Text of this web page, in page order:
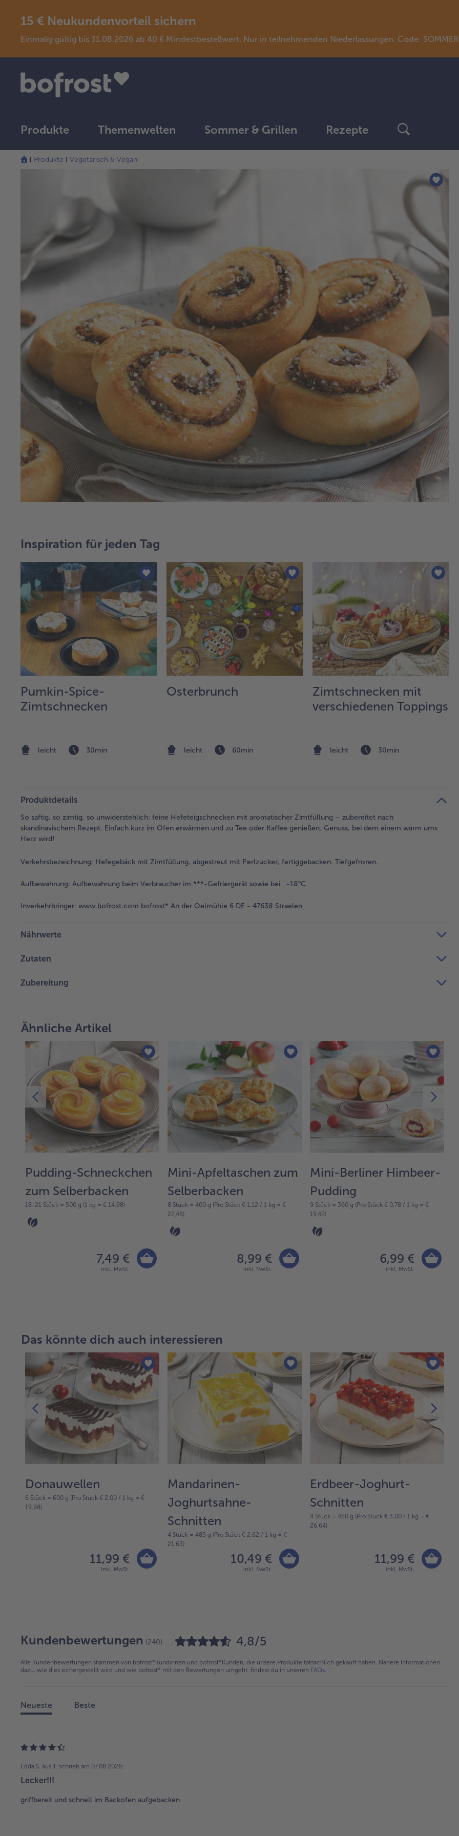
15 € Neukundenvorteil sichern
Einmalig gültig bis 31.08.2026 ab 40 € Mindestbestellwert. Nur in teilnehmenden Niederlassungen. Code:
Produkte Themenwelten Sommer & Grillen Rezepte
Produkte Vegetarisch & Vegan
Inspiration für jeden Tag
Pumkin-Spice-
Zimtschnecken
leicht 30min
Osterbrunch
leicht 60min
Zimtschnecken mit
verschiedenen Toppings
leicht 30min
Produktdetails
So saftig, so zimtig, so unwiderstehlich: feine Hefeteigschnecken mit aromatischer Zimtfüllung – zubereitet nach
skandinavischem Rezept. Einfach kurz im Ofen erwärmen und zu Tee oder Kaffee genießen. Genuss, bei dem einem warm ums
Herz wird!
Verkehrsbezeichnung: Hefegebäck mit Zimtfüllung, abgestreut mit Perlzucker, fertiggebacken. Tiefgefroren.
Aufbewahrung: Aufbewahrung beim Verbraucher im ***-Gefriergerät sowie bei -18°C
Inverkehrbringer: www.bofrost.com bofrost* An der Oelmühle 6 DE - 47638 Straelen
Nährwerte
Zutaten
Zubereitung
Ähnliche Artikel
Pudding-Schneckchen
zum Selberbacken
18-21 Stück = 500 g (1 kg = € 14,98)
7,49 €
inkl. MwSt.
Mini-Apfeltaschen zum
Selberbacken
8 Stück = 400 g (Pro Stück € 1,12 / 1 kg = €
22,48)
8,99 €
inkl. MwSt.
Mini-Berliner Himbeer-
Pudding
9 Stück = 360 g (Pro Stück € 0,78 / 1 kg = €
19,42)
6,99 €
inkl. MwSt.
Das könnte dich auch interessieren
Donauwellen
6 Stück = 600 g (Pro Stück € 2,00 / 1 kg = €
19,98)
11,99 €
inkl. MwSt.
Mandarinen-
Joghurtsahne-
Schnitten
4 Stück = 485 g (Pro Stück € 2,62 / 1 kg = €
21,63)
10,49 €
inkl. MwSt.
Erdbeer-Joghurt-
Schnitten
4 Stück = 450 g (Pro Stück € 3,00 / 1 kg = €
26,64)
11,99 €
inkl. MwSt.
Kundenbewertungen (240) 4,8/5
Alle Kundenbewertungen stammen von bofrost*Kundinnen und bofrost*Kunden, die unsere Produkte tatsächlich gekauft haben. Nähere Informationen
dazu, wie dies sichergestellt wird und wie bofrost* mit den Bewertungen umgeht, findest du in unseren FAQs.
Neueste Beste
Edda S. aus T. schrieb am 07.08.2026:
Lecker!!!
griffbereit und schnell im Backofen aufgebacken